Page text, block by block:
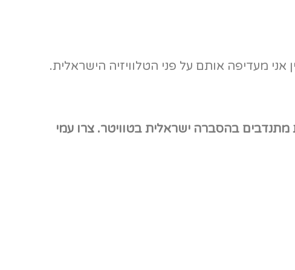
אני מעדיפה אותם על פני הטלוויזיה הישראלית.
מתנדבים בהסברה ישראלית בטוויטר. צרו עמי